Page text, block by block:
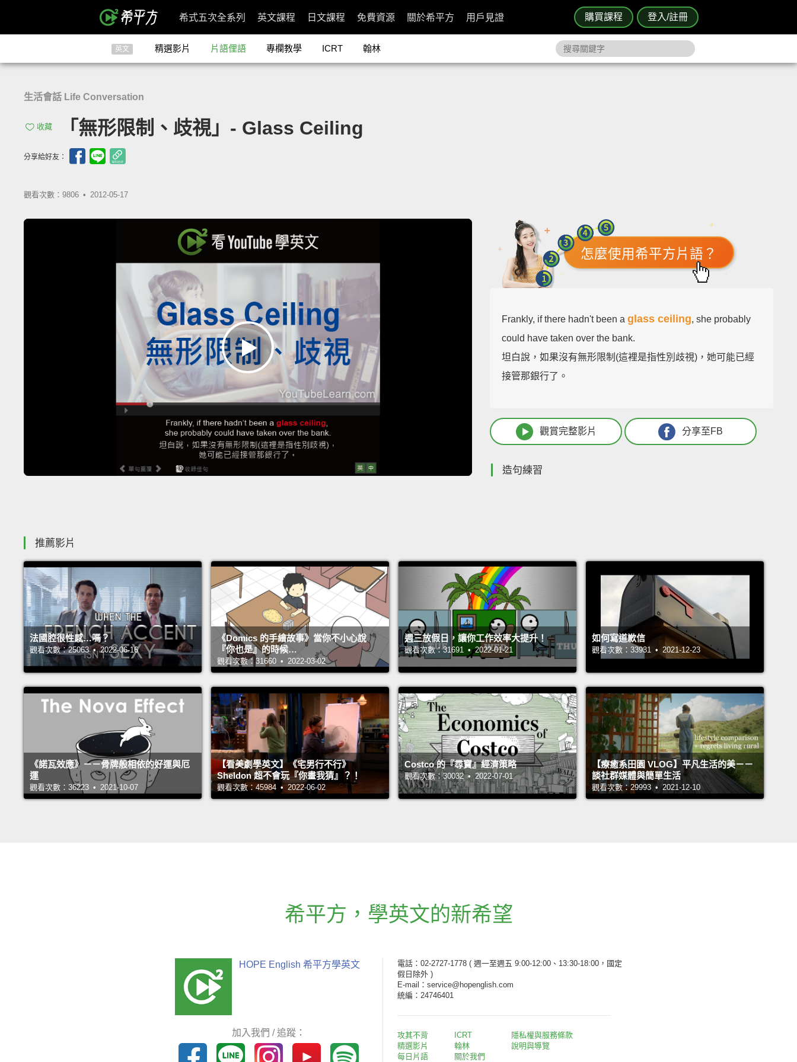
購買課程 登入/註冊
希式五次全系列 英文課程 日文課程 免費資源 關於希平方 用戶見證
英文 精選影片 片語俚語 專欄教學 ICRT 翰林
生活會話 Life Conversation
收藏 「無形限制、歧視」- Glass Ceiling
分享給好友：
觀看次數：9806 • 2012-05-17
怎麼使用希平方片語？
Frankly, if there hadn't been aglass ceiling, she probably
could have taken over the bank.
坦白說，如果沒有無形限制(這裡是指性別歧視)，她可能已經
接管那銀行了。
觀賞完整影片 分享至FB
造句練習
推薦影片
法國腔很性感…嗎？
觀看次數：25063 • 2022-06-16
《Domics 的手繪故事》當你不小心說
『你也是』的時候…
觀看次數：31660 • 2022-03-02
週三放假日，讓你工作效率大提升！
觀看次數：31691 • 2022-01-21
如何寫道歉信
觀看次數：33931 • 2021-12-23
《諾瓦效應》－－骨牌般相依的好運與厄
運
觀看次數：36223 • 2021-10-07
【看美劇學英文】《宅男行不行》
Sheldon 超不會玩『你畫我猜』？！
觀看次數：45984 • 2022-06-02
Costco 的『尋寶』經濟策略
觀看次數：30032 • 2022-07-01
【療癒系田園 VLOG】平凡生活的美－－
談社群媒體與簡單生活
觀看次數：29993 • 2021-12-10
希平方 ， 學英文的新希望
HOPE English 希平方學英文
加入我們 / 追蹤：
電話：02-2727-1778 ( 週一至週五 9:00-12:00、13:30-18:00，國定
假日除外 )
E-mail：service@hopenglish.com
統編：24746401
攻其不背
精選影片
每日片語
ICRT
翰林
關於我們
隱私權與服務條款
說明與導覽